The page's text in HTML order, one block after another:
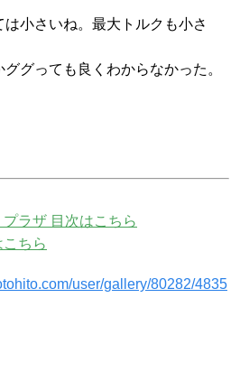
小さいね。最大トルクも小さ
グっても良くわからなかった。
ラザ 目次はこちら
ちら
user/gallery/80282/4835